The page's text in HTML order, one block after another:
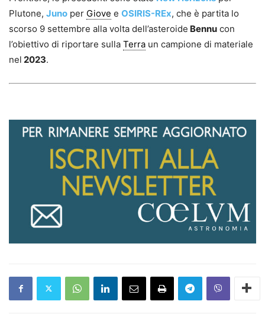
Plutone, Juno per Giove e OSIRIS-REx, che è partita lo
scorso 9 settembre alla volta dell’asteroide Bennu con
l’obiettivo di riportare sulla Terra un campione di materiale
nel 2023.